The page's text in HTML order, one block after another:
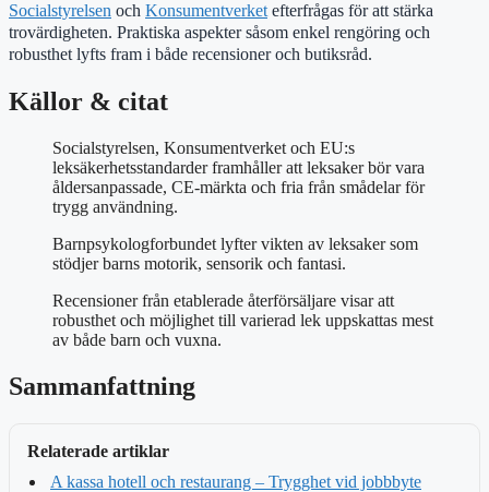
Socialstyrelsen och Konsumentverketefterfrågas för att stärka
trovärdigheten. Praktiska aspekter såsom enkel rengöring och
robusthet lyfts fram i både recensioner och butiksråd.
Källor & citat
Socialstyrelsen, Konsumentverket och EU:s
leksäkerhetsstandarder framhåller att leksaker bör vara
åldersanpassade, CE-märkta och fria från smådelar för
trygg användning.
Barnpsykologforbundet lyfter vikten av leksaker som
stödjer barns motorik, sensorik och fantasi.
Recensioner från etablerade återförsäljare visar att
robusthet och möjlighet till varierad lek uppskattas mest
av både barn och vuxna.
Sammanfattning
Relaterade artiklar
A kassa hotell och restaurang – Trygghet vid jobbbyte